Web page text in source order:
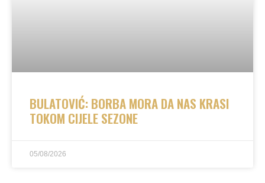
BULATOVIĆ: BORBA MORA DA NAS KRASI
TOKOM CIJELE SEZONE
05/08/2026